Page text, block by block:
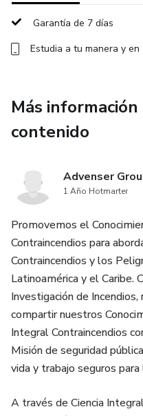
Garantía de 7 días
Estudia a tu manera y
Más
contenido
Advenser
1 Año Hotmarter
Promovemos el
Contraincendios para
Contraincendios y los
Latinoamérica y el
Investigación de
compartir nuestros
Integral Contraincendios
Misión de seguridad
vida y trabajo seguros
A través de Ciencia